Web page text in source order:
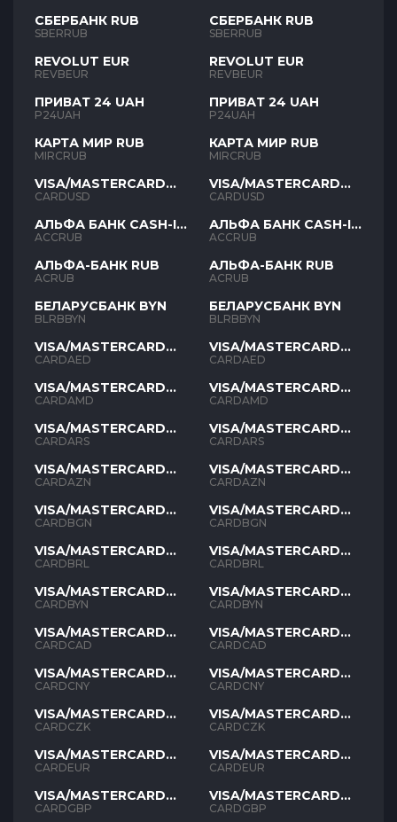
СБЕРБАНК RUB
SBERRUB
REVOLUT EUR
REVBEUR
ПРИВАТ 24 UAH
P24UAH
КАРТА МИР RUB
MIRCRUB
VISA/MASTERCARD
USD
CARDUSD
АЛЬФА БАНК CASH-IN
RUB
ACCRUB
АЛЬФА-БАНК RUB
ACRUB
БЕЛАРУСБАНК BYN
BLRBBYN
VISA/MASTERCARD
AED
CARDAED
VISA/MASTERCARD
AMD
CARDAMD
VISA/MASTERCARD
ARS
CARDARS
VISA/MASTERCARD
AZN
CARDAZN
VISA/MASTERCARD
BGN
CARDBGN
VISA/MASTERCARD
BRL
CARDBRL
VISA/MASTERCARD
BYN
CARDBYN
VISA/MASTERCARD
CAD
CARDCAD
VISA/MASTERCARD
CNY
CARDCNY
VISA/MASTERCARD
CZK
CARDCZK
VISA/MASTERCARD
EUR
CARDEUR
VISA/MASTERCARD
GBP
CARDGBP
СБЕРБАНК RUB
SBERRUB
REVOLUT EUR
REVBEUR
ПРИВАТ 24 UAH
P24UAH
КАРТА МИР RUB
MIRCRUB
VISA/MASTERCARD
USD
CARDUSD
АЛЬФА БАНК CASH-IN
RUB
ACCRUB
АЛЬФА-БАНК RUB
ACRUB
БЕЛАРУСБАНК BYN
BLRBBYN
VISA/MASTERCARD
AED
CARDAED
VISA/MASTERCARD
AMD
CARDAMD
VISA/MASTERCARD
ARS
CARDARS
VISA/MASTERCARD
AZN
CARDAZN
VISA/MASTERCARD
BGN
CARDBGN
VISA/MASTERCARD
BRL
CARDBRL
VISA/MASTERCARD
BYN
CARDBYN
VISA/MASTERCARD
CAD
CARDCAD
VISA/MASTERCARD
CNY
CARDCNY
VISA/MASTERCARD
CZK
CARDCZK
VISA/MASTERCARD
EUR
CARDEUR
VISA/MASTERCARD
GBP
CARDGBP